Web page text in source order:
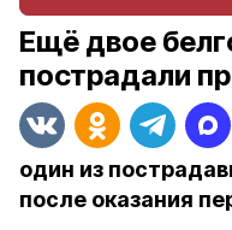
Ещё двое
пострадали
один из
после оказания